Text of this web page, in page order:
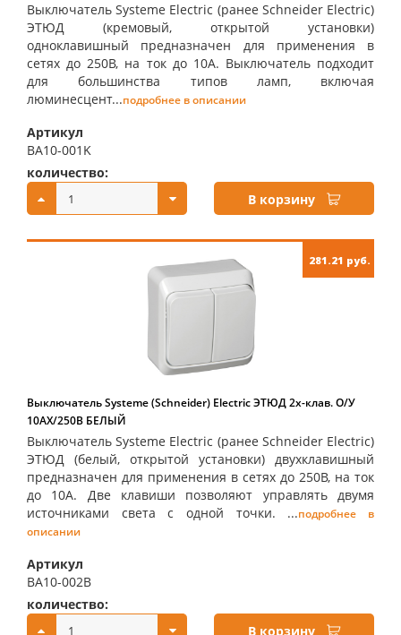
Выключатель Systeme Electric (ранее Schneider Electric)
ЭТЮД (кремовый, открытой установки)
одноклавишный предназначен для применения в
сетях до 250В, на ток до 10А. Выключатель подходит
для большинства типов ламп, включая
люминесцент...подробнее в описании
Артикул
BA10-001K
количество:
В корзину
281.21 руб.
Выключатель Systeme (Schneider) Electric ЭТЮД 2х-клав. О/У
10АX/250B БЕЛЫЙ
Выключатель Systeme Electric (ранее Schneider Electric)
ЭТЮД (белый, открытой установки) двухклавишный
предназначен для применения в сетях до 250В, на ток
до 10А. Две клавиши позволяют управлять двумя
источниками света с одной точки. ...подробнее в
описании
Артикул
BA10-002B
количество:
В корзину